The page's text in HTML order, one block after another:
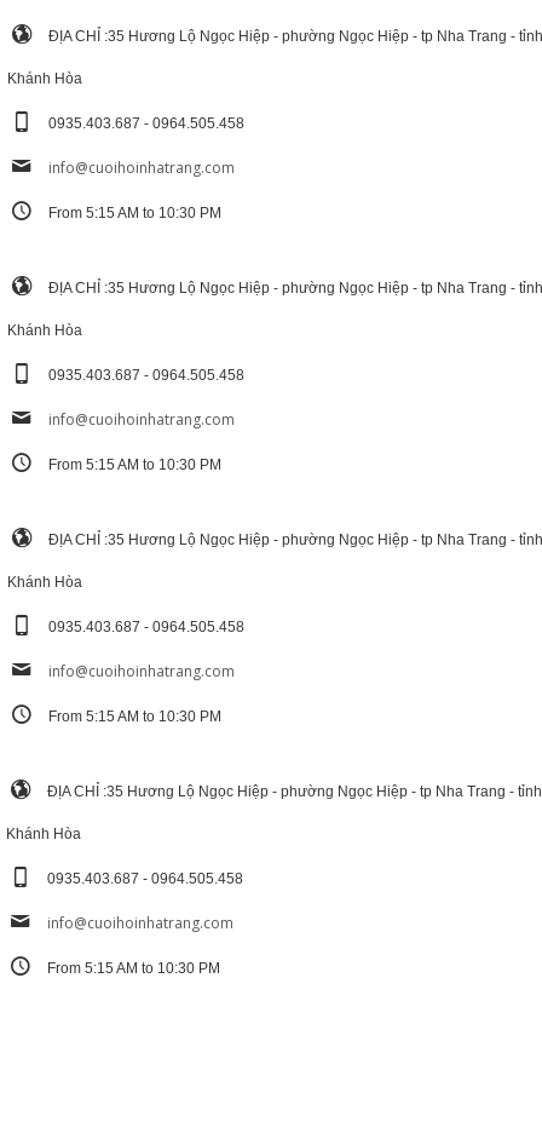
ĐỊA CHỈ :35 Hương Lộ Ngọc Hiệp - phường Ngọc Hiệp - tp Nha Trang - tỉnh
Khánh Hòa
0935.403.687 - 0964.505.458
info@cuoihoinhatrang.com
From 5:15 AM to 10:30 PM
ĐỊA CHỈ :35 Hương Lộ Ngọc Hiệp - phường Ngọc Hiệp - tp Nha Trang - tỉnh
Khánh Hòa
0935.403.687 - 0964.505.458
info@cuoihoinhatrang.com
From 5:15 AM to 10:30 PM
ĐỊA CHỈ :35 Hương Lộ Ngọc Hiệp - phường Ngọc Hiệp - tp Nha Trang - tỉnh
Khánh Hòa
0935.403.687 - 0964.505.458
info@cuoihoinhatrang.com
From 5:15 AM to 10:30 PM
ĐỊA CHỈ :35 Hương Lộ Ngọc Hiệp - phường Ngọc Hiệp - tp Nha Trang - tỉnh
Khánh Hòa
0935.403.687 - 0964.505.458
info@cuoihoinhatrang.com
From 5:15 AM to 10:30 PM